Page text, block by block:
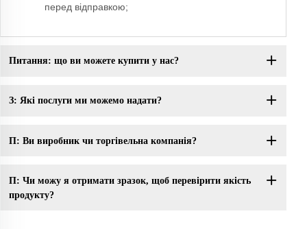
перед відправкою;
Питання: що ви можете купити у нас?
З: Які послуги ми можемо надати?
П: Ви виробник чи торгівельна компанія?
П: Чи можу я отримати зразок, щоб перевірити якість
продукту?